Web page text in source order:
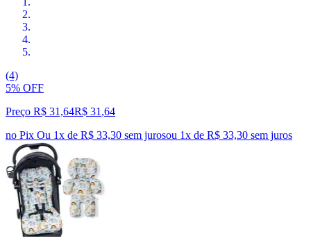
(4)
5% OFF
Preço R$ 31,64R$ 31 ,64
no Pix Ou 1x de R$ 33,30 sem jurosou 1x de R$ 33,30 sem juros